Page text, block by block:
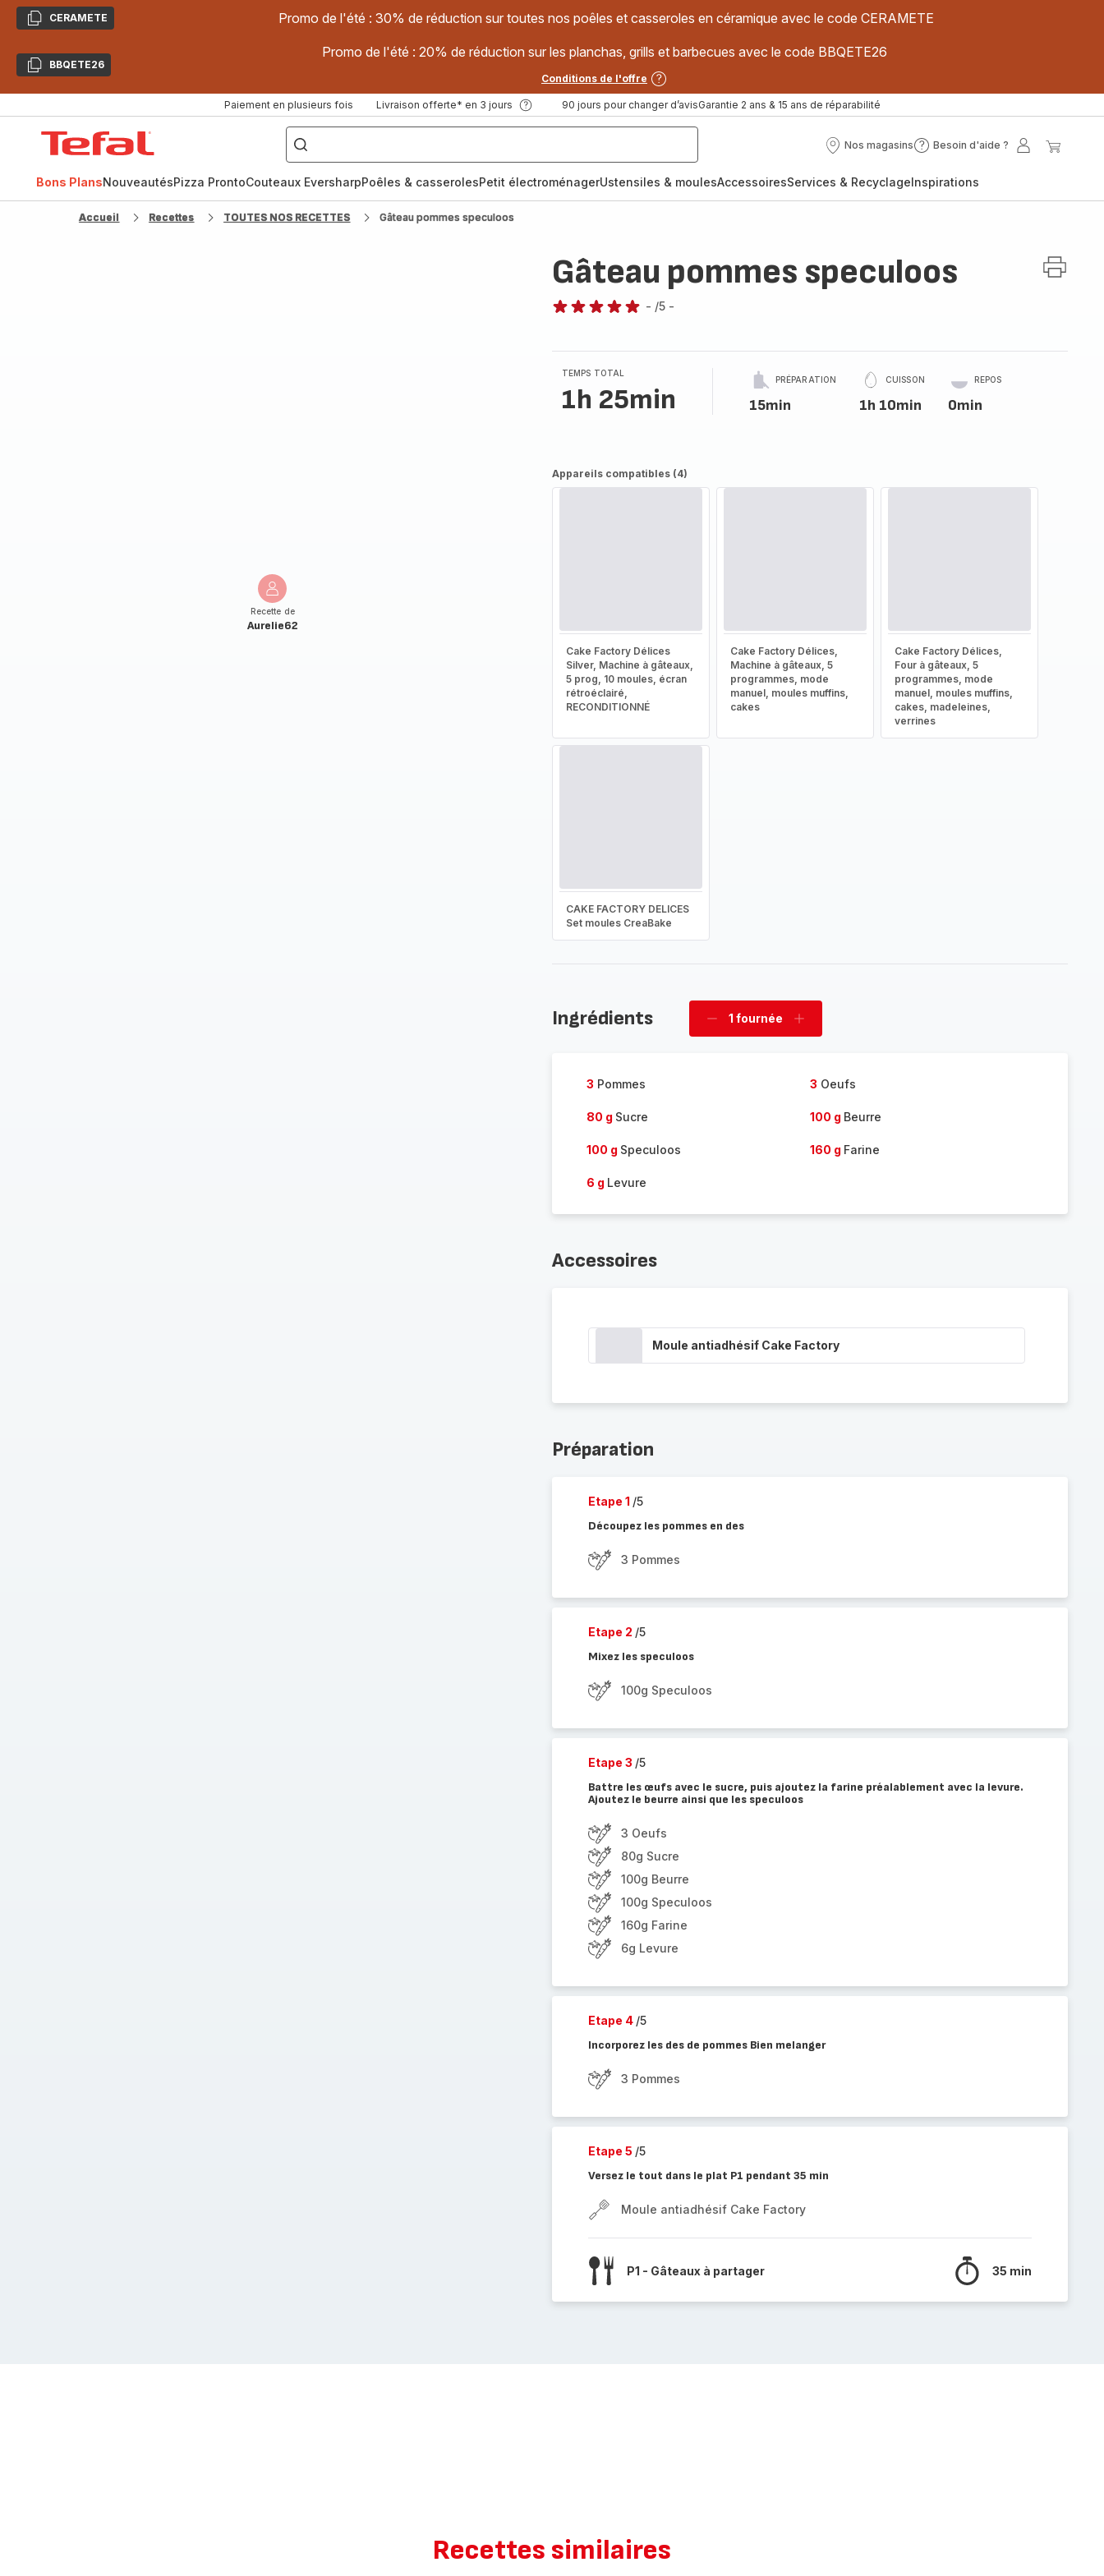
CopierCERAMETE Promo de l'été : 30% de réduction sur toutes nos poêles et casseroles en céramique avec le code CERAMETE
CopierBBQETE26
Promo de l'été : 20% de réduction sur les planchas, grills et barbecues avec le code BBQETE26
Conditions de l'offre
Paiement en plusieurs fois Livraison offerte* en 3 jours 90 jours pour changer d’avisGarantie 2 ans & 15 ans de réparabilité
["Poêles
inox,
Cake
Factory,
Nos magasins
Nos
Besoin d'aide ?
Besoin
?
Mon
Bons PlansNouveautésPizza ProntoCouteaux EversharpPoêles & casserolesPetit électroménagerUstensiles & moulesAccessoiresServices & RecyclageInspirations
Accueil Recettes TOUTES NOS RECETTES Gâteau pommes speculoos
Recette de
Aurelie62
Gâteau pommes speculoos
étoiles
(moyenne)
- /5 -
TEMPS TOTAL
1h 25min
PRÉPARATION
15min
CUISSON
1h 10min
REPOS
0min
Appareils compatibles (4)
Cake Factory Délices
Silver, Machine à gâteaux,
5 prog, 10 moules, écran
rétroéclairé,
RECONDITIONNÉ
Cake Factory Délices,
Machine à gâteaux, 5
programmes, mode
manuel, moules muffins,
cakes
Cake Factory Délices,
Four à gâteaux, 5
programmes, mode
manuel, moules muffins,
cakes, madeleines,
verrines
CAKE FACTORY DELICES
Set moules CreaBake
Ingrédients
Supprimer
1 fournée
Ajouter
3 Pommes 3 Oeufs
80 g Sucre 100 g Beurre
100 g Speculoos 160 g Farine
6 g Levure
Accessoires
Moule antiadhésif Cake Factory
Préparation
Etape 1 /5
Découpez les pommes en des
3 Pommes
Etape 2 /5
Mixez les speculoos
100g Speculoos
Etape 3 /5
Battre les œufs avec le sucre, puis ajoutez la farine préalablement avec la levure.
Ajoutez le beurre ainsi que les speculoos
3 Oeufs
80g Sucre
100g Beurre
100g Speculoos
160g Farine
6g Levure
Etape 4 /5
Incorporez les des de pommes Bien melanger
3 Pommes
Etape 5 /5
Versez le tout dans le plat P1 pendant 35 min
Moule antiadhésif Cake Factory
P1 - Gâteaux à partager 35 min
Recettes similaires